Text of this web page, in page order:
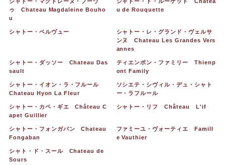
ゥ Chateau Magdaleine Bouho
u
u de Rouquette
シャトー・ベルヴュー
シャトー・レ・グランド・ヴェルサ
ンヌ Chateau Les Grandes Vers
annes
シャトー・ダッソー Chateau Das
sault
ティエンポン・ファミリー Thienp
ont Family
シャトー・イオン・ラ・フルール
Chateau Hyon La Fleur
ソシエテ・シヴィル・デュ・シャト
ー・ラフルール
シャトー・カペ・ギエ Château C
apet Guillier
シャトー・リフ Château L'if
シャトー・フォンガバン Chateau
Fongaban
ファミーユ・ヴォーティエ Famill
e Vauthier
シャト・ド・スール Chateau de
Sours